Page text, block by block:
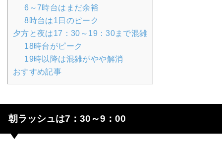
6～7時台はまだ余裕
8時台は1日のピーク
夕方と夜は17：30～19：30まで混雑
18時台がピーク
19時以降は混雑がやや解消
おすすめ記事
朝ラッシュは7：30～9：00